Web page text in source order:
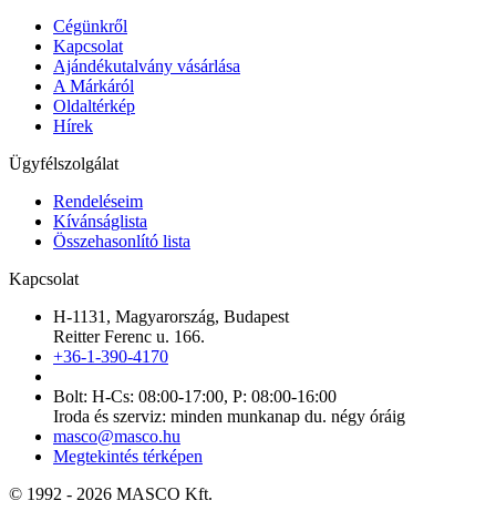
Cégünkről
Kapcsolat
Ajándékutalvány vásárlása
A Márkáról
Oldaltérkép
Hírek
Ügyfélszolgálat
Rendeléseim
Kívánságlista
Összehasonlító lista
Kapcsolat
H-1131, Magyarország, Budapest
Reitter Ferenc u. 166.
+36-1-390-4170
Bolt: H-Cs: 08:00-17:00, P: 08:00-16:00
Iroda és szerviz: minden munkanap du. négy óráig
masco@masco.hu
Megtekintés térképen
© 1992 - 2026 MASCO Kft.